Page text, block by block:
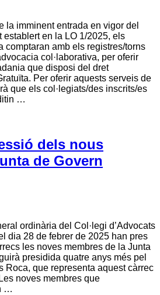
la imminent entrada en vigor del
en la LO 1/2025, els
comptaran amb els registres/torns
col·laborativa, per oferir
que disposi del dret
Per oferir aquests serveis de
que els col·legiats/des inscrits/es
…
dels nous
de Govern
ordinària del Col·legi d’Advocats
dia 28 de febrer de 2025 han pres
les noves membres de la Junta
presidida quatre anys més pel
Roca, que representa aquest càrrec
noves membres que
…